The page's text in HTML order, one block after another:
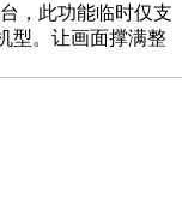
，此功能临时仅支
型。让画面撑满整